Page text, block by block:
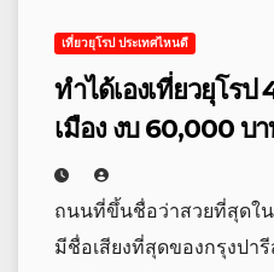
เที่ยวยุโรป ประเทศไหนดี
ทำได้เองเที่ยวยุโร
เมือง งบ 60,000 บ
ถนนที่ขึ้นชื่อว่าสวยที่สุดใน
มีชื่อเสียงที่สุดของกรุงปา